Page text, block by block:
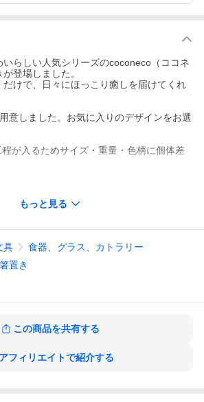
らしい人気シリーズのcoconeco（ココネ
登場しました。
けで、日々にほっこり癒しを届けてくれ
意しました。お気に入りのデザインをお選
が入るためサイズ・重量・色柄に個体差
なので、プレゼントやギフトにも最適。
い 中元 歳暮 記念品 お返し 誕生日 父の日
マス バレンタイン ホワイトデー プチギフ
交換やお世話になった方への贈り物に
ねこ ネコ 箸 おはし 箸おき はしおき カト
ゃれ 人気 定番
もっと見る
具
食器、グラス、カトラリー
箸置き
この商品を共有する
アフィリエイトで紹介する